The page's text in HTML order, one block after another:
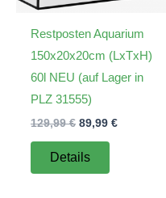
Restposten Aquarium
150x20x20cm (LxTxH)
60l NEU (auf Lager in
PLZ 31555)
129,99€ Ursprünglicher
war:
129,99 €
89,99 €Aktueller
Details